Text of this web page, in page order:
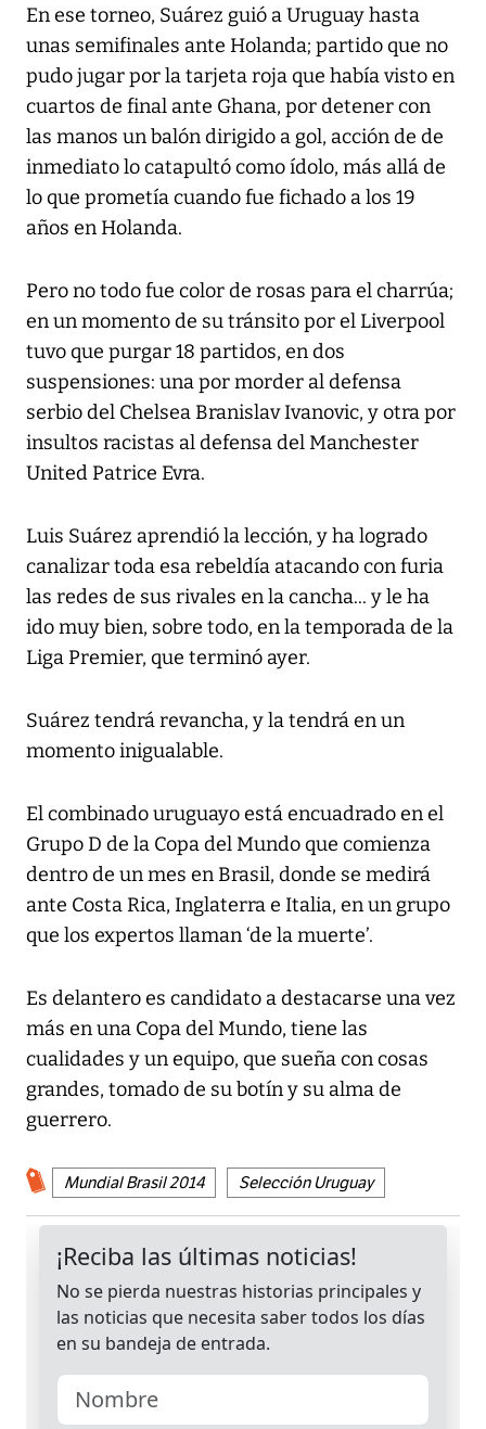
En ese torneo, Suárez guió a Uruguay hasta
unas semifinales ante Holanda; partido que no
pudo jugar por la tarjeta roja que había visto en
cuartos de final ante Ghana, por detener con
las manos un balón dirigido a gol, acción de de
inmediato lo catapultó como ídolo, más allá de
lo que prometía cuando fue fichado a los 19
años en Holanda.
Pero no todo fue color de rosas para el charrúa;
en un momento de su tránsito por el Liverpool
tuvo que purgar 18 partidos, en dos
suspensiones: una por morder al defensa
serbio del Chelsea Branislav Ivanovic, y otra por
insultos racistas al defensa del Manchester
United Patrice Evra.
Luis Suárez aprendió la lección, y ha logrado
canalizar toda esa rebeldía atacando con furia
las redes de sus rivales en la cancha... y le ha
ido muy bien, sobre todo, en la temporada de la
Liga Premier, que terminó ayer.
Suárez tendrá revancha, y la tendrá en un
momento inigualable.
El combinado uruguayo está encuadrado en el
Grupo D de la Copa del Mundo que comienza
dentro de un mes en Brasil, donde se medirá
ante Costa Rica, Inglaterra e Italia, en un grupo
que los expertos llaman ‘de la muerte’.
Es delantero es candidato a destacarse una vez
más en una Copa del Mundo, tiene las
cualidades y un equipo, que sueña con cosas
grandes, tomado de su botín y su alma de
guerrero.
Mundial Brasil 2014 Selección Uruguay